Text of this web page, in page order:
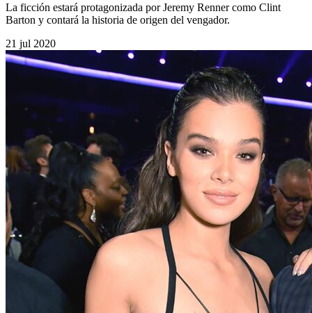
La ficción estará protagonizada por Jeremy Renner como Clint
Barton y contará la historia de origen del vengador.
21 jul 2020